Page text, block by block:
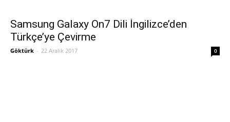
Samsung Galaxy On7 Dili İngilizce’den
Türkçe’ye Çevirme
Göktürk - 22 Aralık 2017 0